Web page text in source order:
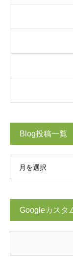
Blog投稿一覧
月を選択
Googleカスタ